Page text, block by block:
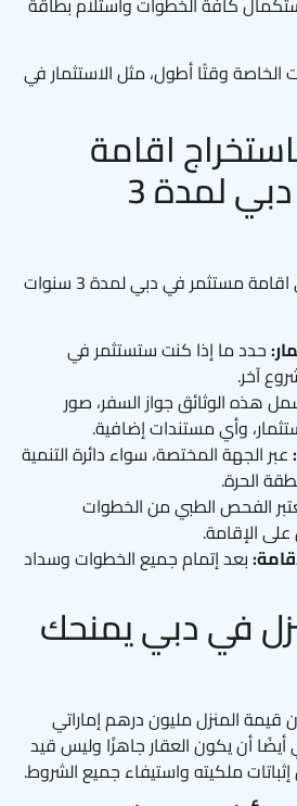
الخاصة وقتًا أطول، مثل الاستثمار في
اقامة
مستثمر في دبي لمدة 3
غالبًا يتطلب الحصول على اقامة مستثمر في دبي لمدة 3 سنوات
حدد ما إذا كنت ستستثمر في
آخر.
هذه الوثائق جواز السفر، صور
وأي مستندات إضافية.
عبر الجهة المختصة، سواء دائرة التنمية
الحرة.
الفحص الطبي من الخطوات
الإقامة.
بعد إتمام جميع الخطوات وسداد
في دبي يمنحك
المنزل مليون درهم إماراتي
أن يكون العقار جاهزًا وليس قيد
ملكيته واستيفاء جميع الشروط.